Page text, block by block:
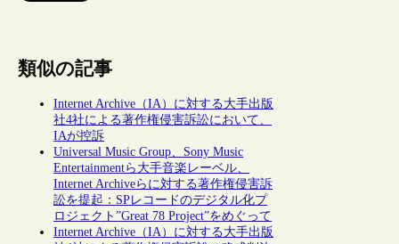
類似の記事
Internet Archive（IA）に対する大手出版
社4社による著作権侵害訴訟において、
IAが控訴
Universal Music Group、Sony Music
Entertainmentら大手音楽レーベル、
Internet Archiveらに対する著作権侵害訴
訟を提起：SPレコードのデジタル化プ
ロジェクト”Great 78 Project”をめぐって
Internet Archive（IA）に対する大手出版